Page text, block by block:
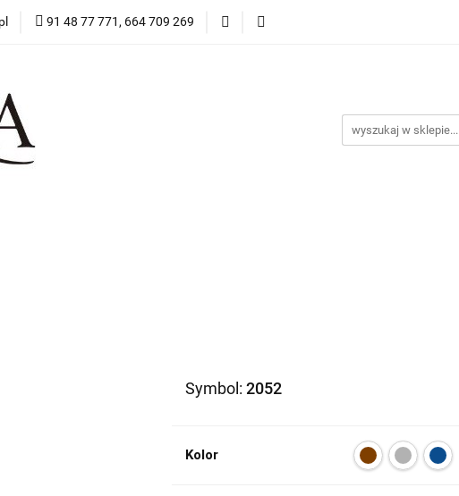
91 48 77 771, 664 709 269
Oprawy Damskie Oprawy Męskie
Okulary Przeciwsłoneczne
Symbol: 2052
Kolor